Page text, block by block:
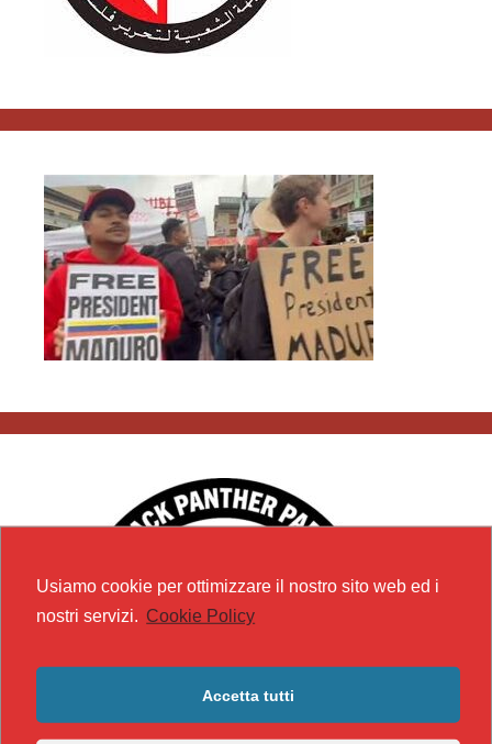
Usiamo cookie per ottimizzare il nostro sito web ed i
nostri servizi. Cookie Policy
Accetta tutti